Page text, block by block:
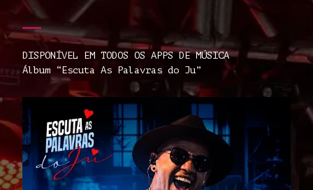
DISPONÍVEL EM TODOS OS APPS DE MÚSICA
Álbum “Escuta As Palavras do Ju”